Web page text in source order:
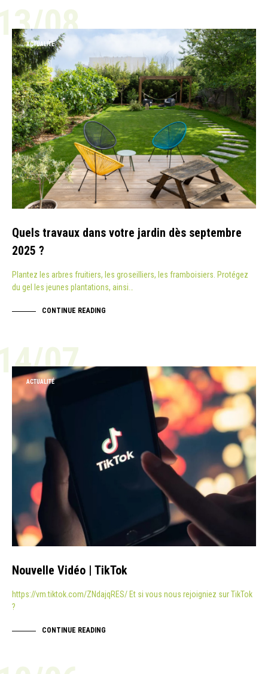
08
ACTUALITÉ
Quels travaux dans votre jardin dès septembre
2025 ?
Plantez les arbres fruitiers, les groseilliers, les framboisiers. Protégez
du gel les jeunes plantations, ainsi…
CONTINUE READING
07
ACTUALITÉ
Nouvelle Vidéo | TikTok
https://vm.tiktok.com/ZNdajqRES/ Et si vous nous rejoigniez sur TikTok
?
CONTINUE READING